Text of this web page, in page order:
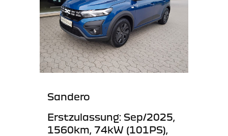
Sandero
Erstzulassung: Sep/2025,
1560km, 74kW (101PS),